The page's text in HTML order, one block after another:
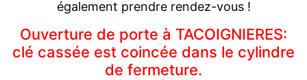
également prendre rendez-vous !
Ouverture de porte à TACOIGNIERES:
clé cassée est coincée dans le cylindre
de fermeture.